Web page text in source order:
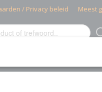
/ Privacy beleid Meest